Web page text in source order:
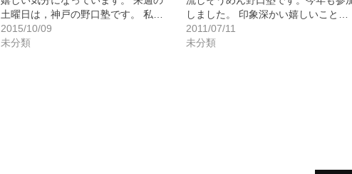
土曜日は，神戸の野口塾です。 私…
2015/10/09
未分類
しました。 印象深かい嬉しいこと…
2011/07/11
未分類